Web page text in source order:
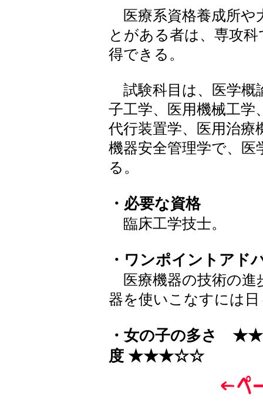
医療系資格養成所や
とがある者は、専攻
得できる。
試験科目は、医学概
子工学、医用機械工学
代行装置学、医用治療
機器安全管理学で、
る。
・必要な資格
臨床工学技士。
・ワンポイントアド
医療機器の技術の進
器を使いこなすには
・女の子の多さ
度 ★★★☆☆